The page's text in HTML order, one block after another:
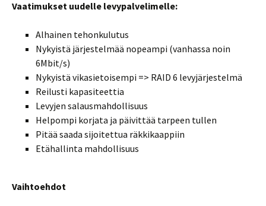
Vaatimukset uudelle levypalvelimelle:
Alhainen tehonkulutus
Nykyistä järjestelmää nopeampi (vanhassa noin
6Mbit/s)
Nykyistä vikasietoisempi => RAID 6 levyjärjestelmä
Reilusti kapasiteettia
Levyjen salausmahdollisuus
Helpompi korjata ja päivittää tarpeen tullen
Pitää saada sijoitettua räkkikaappiin
Etähallinta mahdollisuus
Vaihtoehdot